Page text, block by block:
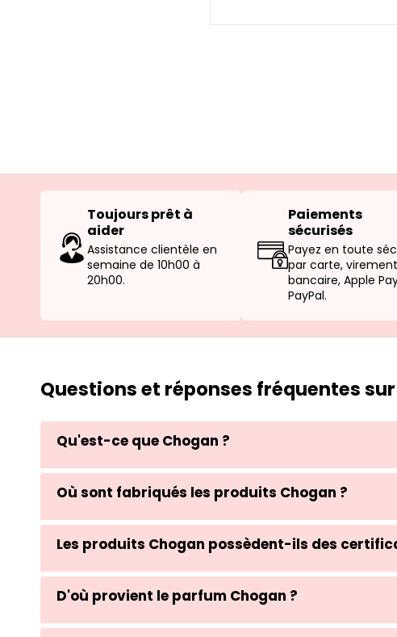
Toujours prêt à
aider
Assistance clientèle en
semaine de 10h00 à
20h00.
Paiements
sécurisés
Payez en toute
par carte, virement
bancaire, Apple
PayPal.
Questions et réponses fréquentes
Qu'est-ce que Chogan ?
Où sont fabriqués les produits Chogan ?
Les produits Chogan possèdent-ils des
D'où provient le parfum Chogan ?